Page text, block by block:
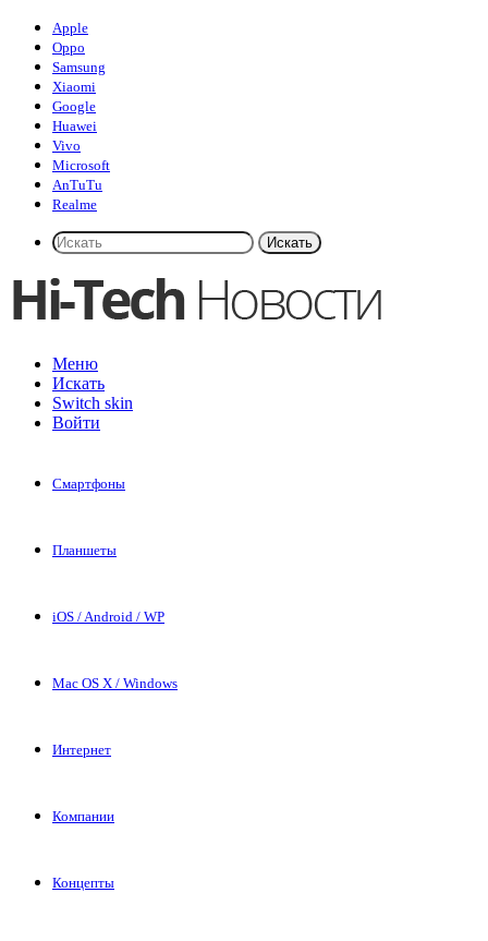
Apple
Oppo
Samsung
Xiaomi
Google
Huawei
Vivo
Microsoft
AnTuTu
Realme
Искать
Меню
Искать
Switch skin
Войти
Смартфоны
Планшеты
iOS / Android / WP
Mac OS X / Windows
Интернет
Компании
Концепты